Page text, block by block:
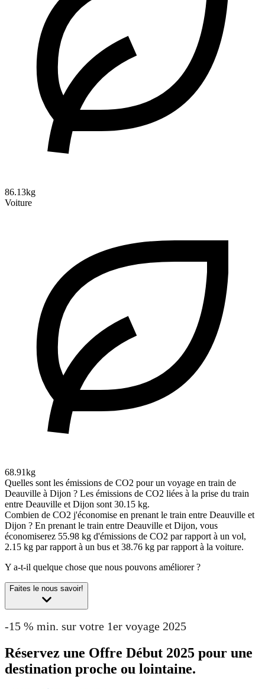
86.13kg
Voiture
68.91kg
Quelles sont les émissions de CO2 pour un voyage en train de
Deauville à Dijon ? Les émissions de CO2 liées à la prise du train
entre Deauville et Dijon sont 30.15 kg.
Combien de CO2 j'économise en prenant le train entre Deauville et
Dijon ? En prenant le train entre Deauville et Dijon, vous
économiserez 55.98 kg d'émissions de CO2 par rapport à un vol,
2.15 kg par rapport à un bus et 38.76 kg par rapport à la voiture.
Y a-t-il quelque chose que nous pouvons améliorer ?
Faites le nous savoir!
-15 % min. sur votre 1er voyage 2025
Réservez une Offre Début 2025 pour une
destination proche ou lointaine.